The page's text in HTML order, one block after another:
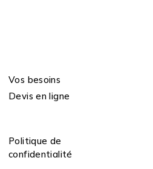
Vos besoins
Devis en ligne
Politique de
confidentialité